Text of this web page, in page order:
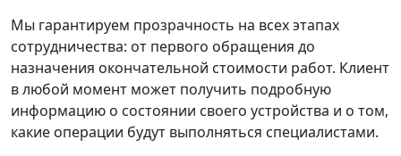
Мы гарантируем прозрачность на всех этапах
сотрудничества: от первого обращения до
назначения окончательной стоимости работ. Клиент
в любой момент может получить подробную
информацию о состоянии своего устройства и о том,
какие операции будут выполняться специалистами.